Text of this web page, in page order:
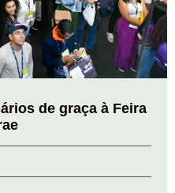
de graça à Feira